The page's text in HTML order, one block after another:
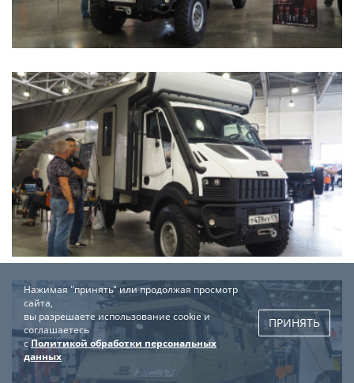
Нажимая "принять" или продолжая просмотр
сайта,
вы разрешаете использование cookie и
соглашаетесь
сПолитикой обработки персональных
данных
ПРИНЯТЬ